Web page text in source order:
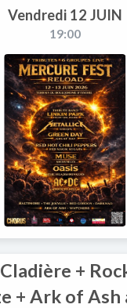
Vendredi 12 JUIN
19:00
+
+ Ark of Ash